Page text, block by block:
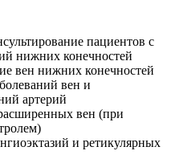
пациентов с
нижних конечностей
вен нижних конечностей
вен и
артерий
вен (при
и ретикулярных